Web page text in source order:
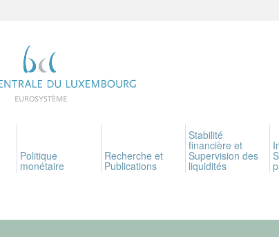
Politique
monétaire
Recherche et
Publications
Stabilité
financière et
Supervision des
liquidités